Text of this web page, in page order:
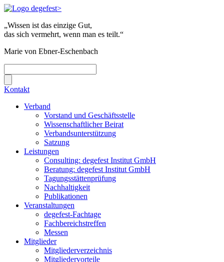
„Wissen ist das einzige Gut,
das sich vermehrt, wenn man es teilt.“
Marie von Ebner-Eschenbach
Kontakt
Verband
Vorstand und Geschäftsstelle
Wissenschaftlicher Beirat
Verbandsunterstützung
Satzung
Leistungen
Consulting: degefest Institut GmbH
Beratung: degefest Institut GmbH
Tagungsstättenprüfung
Nachhaltigkeit
Publikationen
Veranstaltungen
degefest-Fachtage
Fachbereichstreffen
Messen
Mitglieder
Mitgliederverzeichnis
Mitgliedervorteile